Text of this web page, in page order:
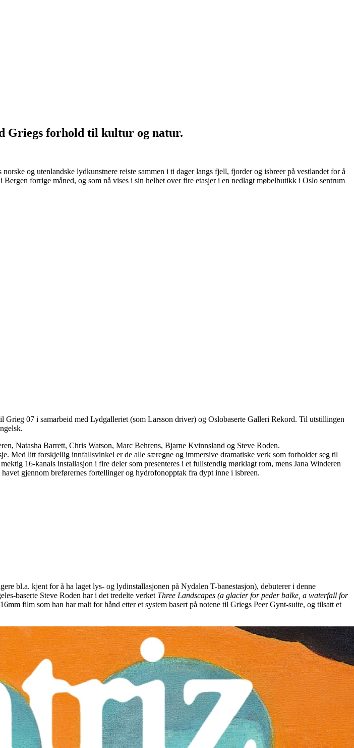
Griegs forhold til kultur og natur.
og utenlandske lydkunstnere reiste sammen i ti dager langs fjell, fjorder og isbreer på vestlandet for å
forrige måned, og som nå vises i sin helhet over fire etasjer i en nedlagt møbelbutikk i Oslo sentrum
07 i samarbeid med Lydgalleriet (som Larsson driver) og Oslobaserte Galleri Rekord. Til utstillingen
Natasha Barrett, Chris Watson, Marc Behrens, Bjarne Kvinnsland og Steve Roden.
Med litt forskjellig innfallsvinkel er de alle særegne og immersive dramatiske verk som forholder seg til
16-kanals installasjon i fire deler som presenteres i et fullstendig mørklagt rom, mens Jana Winderen
gjennom breførernes fortellinger og hydrofonopptak fra dypt inne i isbreen.
bl.a. kjent for å ha laget lys- og lydinstallasjonen på Nydalen T-banestasjon), debuterer i denne
baserte Steve Roden har i det tredelte verket Three Landscapes (a glacier for peder balke, a waterfall for
film som han har malt for hånd etter et system basert på notene til Griegs Peer Gynt-suite, og tilsatt et